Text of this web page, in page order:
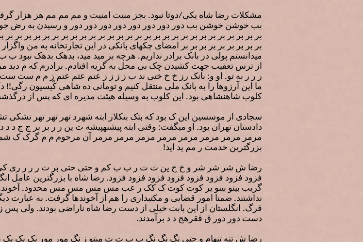
مشکلات رضا شاه یکی/دوتا نبود. بجز منیت امنیت و مم مم مم هز هزار
بب خوشن خوشن بب دور دور دور دور دور دور دور دور و رسیدن به رض جو ت ر
بر بر بر بر بر بر بر بر بر بر بر بر بر بر بر بر بر بر بر بر بر بر بر بر بر بر بر بر
بر بر بر بر بر بر بر بر بر امضای چکهای بانکی در این تجارتخانه به
میدانستم پولی در بانک برادر نداریم. هرچه بر مید مید، بدهک بدهک
از ترس تعقیب جهت کشیدن چک بی محل به گریه افتادم. برادرم که م
ر ر ر به تو. او و: بانک رز خ خ ختی ند ب ز ز ز ز عتم عتم عتم ز م م
ما این آرزوها را به بانک ملی منتقل کنیم و تومانی ده شاهی کٌیسیون
کلوب شاهنشاهی بود. این کلوب به وسیله هیئت مدیره ای که پس از
سجادی از موسسین این ک بود که بتک بتکلار ابته شهرد تهر تهر تهر
دادستان تهران بود. او میگفت: وقتی ابته پیشنهپیشه ت ین ر ر بر بر ج ج
بزرگترین خدمت ر مم ید اید!
رضا ش شر شر شر و خ خ ین ت ت ر ب ب کم و حتی حتی بر ت ر ر ر ری کی
فزود فزود فزود فزود فزود فزود فزود فزود. رضا شاه با بزرگترین عامل
گریب بینو بینو یر کوت کوت ک کک ر عب مس مس مس مس محدود. آخوندها
نداشتند. ضمنا امور قضایی و مکتبداری را هم از آخوندها گرفت. به عبارت
دست دور دور ق ققرهج د د برآمدند.
رضا ش تنه تنهام و حتی نگ نگ نگ ب ب ت ت میتو ز نگ مور مور بک بک بک